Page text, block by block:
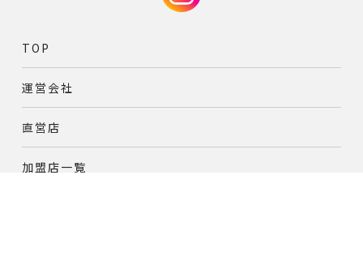
TOP
運営会社
直営店
加盟店一覧